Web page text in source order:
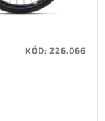
KÓD:226.066